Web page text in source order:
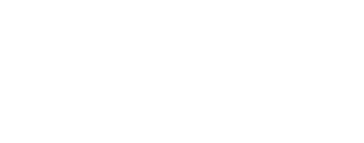
CICADA 1/8 N/C (Sil|vr/Chrt)
CICADA 1/8 N/S (Sil/Sil)